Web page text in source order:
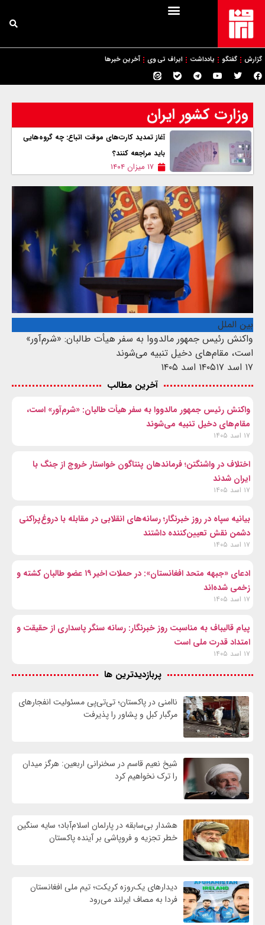
گزارش گفتگو یادداشت ایراف تی وی آخرین خبرها
وزارت کشور ایران
آغاز تمديد کارت‌های موقت اتباع: چه گروه‌هایی
باید مراجعه کنند؟
۱۷ میزان ۱۴۰۴
بین الملل
واکنش رئیس جمهور مالدووا به سفر هیأت طالبان: «شرم‌آور»
است، مقام‌های دخیل تنبیه می‌شوند
۱۷ اسد ۱۴۰۵
۱۷ اسد ۱۴۰۵
آخرین مطالب
واکنش رئیس جمهور مالدووا به سفر هیأت طالبان: «شرم‌آور» است،
مقام‌های دخیل تنبیه می‌شوند
۱۷ اسد ۱۴۰۵
اختلاف در واشنگتن؛ فرماندهان پنتاگون خواستار خروج از جنگ با
ایران شدند
۱۷ اسد ۱۴۰۵
بیانیه سپاه در روز خبرنگار؛ رسانه‌های انقلابی در مقابله با دروغ‌پراکنی
دشمن نقش تعیین‌کننده داشتند
۱۷ اسد ۱۴۰۵
ادعای «جبهه متحد افغانستان»: در حملات اخیر ۱۹ عضو طالبان کشته و
زخمی شده‌اند
۱۷ اسد ۱۴۰۵
پیام قالیباف به مناسبت روز خبرنگار: رسانه سنگر پاسداری از حقیقت و
امتداد قدرت ملی است
۱۷ اسد ۱۴۰۵
پربازدیدترین ها
ناامنی در پاکستان؛ تی‌تی‌پی مسئولیت انفجارهای
مرگبار کبل و پشاور را پذیرفت
شیخ نعیم قاسم در سخنرانی اربعین: هرگز میدان
را ترک نخواهیم کرد
هشدار بی‌سابقه در پارلمان اسلام‌آباد؛ سایه سنگین
خطر تجزیه و فروپاشی بر آینده پاکستان
دیدارهای یک‌روزه کریکت؛ تیم ملی افغانستان
فردا به مصاف ایرلند می‌رود